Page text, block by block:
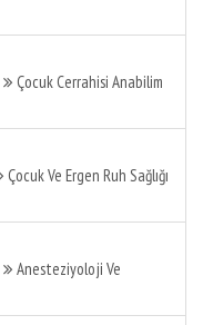
Çocuk Cerrahisi Anabilim
Çocuk Ve Ergen Ruh Sağlığı
Anesteziyoloji Ve